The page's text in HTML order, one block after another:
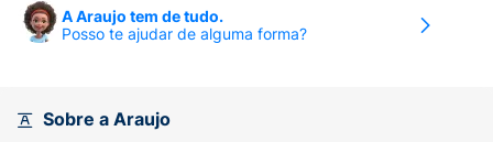
O grande diferencial é o seu
uma ação ultraprofunda e rápida que entrega
brilhante e cheio de vida.
A Araujo tem de tudo.
Posso te ajudar de alguma forma?
Sobre a Araujo